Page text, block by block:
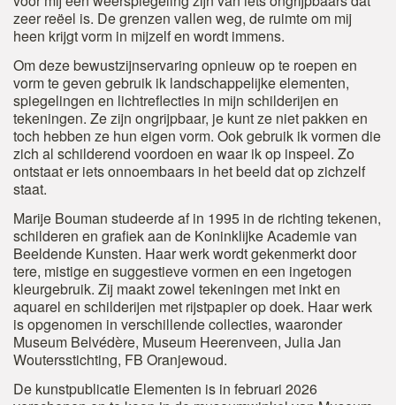
zeer reëel is. De grenzen vallen weg, de ruimte om mij
heen krijgt vorm in mijzelf en wordt immens.
Om deze bewustzijnservaring opnieuw op te roepen en
vorm te geven gebruik ik landschappelijke elementen,
spiegelingen en lichtreflecties in mijn schilderijen en
tekeningen. Ze zijn ongrijpbaar, je kunt ze niet pakken en
toch hebben ze hun eigen vorm. Ook gebruik ik vormen die
zich al schilderend voordoen en waar ik op inspeel. Zo
ontstaat er iets onnoembaars in het beeld dat op zichzelf
staat.
Marije Bouman studeerde af in 1995 in de richting tekenen,
schilderen en grafiek aan de Koninklijke Academie van
Beeldende Kunsten. Haar werk wordt gekenmerkt door
tere, mistige en suggestieve vormen en een ingetogen
kleurgebruik. Zij maakt zowel tekeningen met inkt en
aquarel en schilderijen met rijstpapier op doek. Haar werk
is opgenomen in verschillende collecties, waaronder
Museum Belvédère, Museum Heerenveen, Julia Jan
Woutersstichting, FB Oranjewoud.
De kunstpublicatie Elementen is in februari 2026